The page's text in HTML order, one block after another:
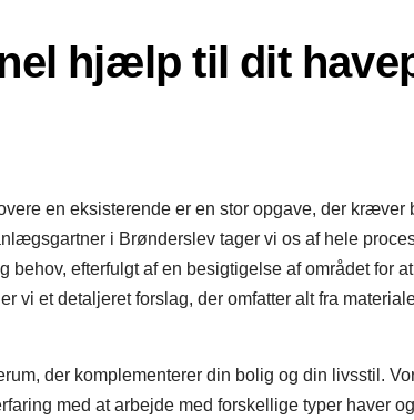
hjælp til dit
en eksisterende er en stor opgave, der kræver
i Brønderslev tager vi os af hele
behov, efterfulgt af en besigtigelse af området for
vi et detaljeret forslag, der omfatter alt fra
der komplementerer din bolig og din livsstil.
med at arbejde med forskellige typer haver